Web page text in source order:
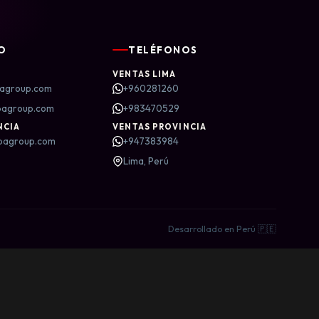
TELÉFONOS
VENTAS LIMA
+960281260
+983470529
VENTAS PROVINCIA
+947383984
Lima, Perú
Desarrollado en Perú 🇵🇪